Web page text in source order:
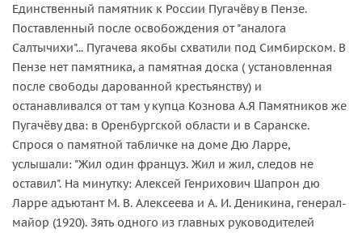
Единственный памятник к России Пугачёву в Пензе.
Поставленный после освобождения от "аналога
Салтычихи"... Пугачева якобы схватили под Симбирском. В
Пензе нет памятника, а памятная доска ( установленная
после свободы дарованной крестьянству) и
останавливался от там у купца Кознова А.Я Памятников же
Пугачёву два: в Оренбургской области и в Саранске.
Спрося о памятной табличке на доме Дю Ларре,
услышали: "Жил один француз. Жил и жил, следов не
оставил". На минутку: Алексей Генрихович Шапрон дю
Ларре адъютант М. В. Алексеева и А. И. Деникина, генерал-
майор (1920). Зять одного из главных руководителей